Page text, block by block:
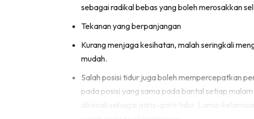
sebagai radikal bebas yang boleh merosakkan
Tekanan yang berpanjangan
Kurang menjaga kesihatan, malah seringkali
mudah.
Salah posisi tidur juga boleh mempercepatkan
pada posisi yang sama pada bantal setiap